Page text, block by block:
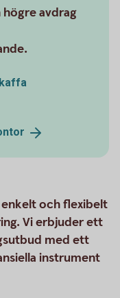
avdrag
och flexibelt
Vi erbjuder ett
med ett
instrument